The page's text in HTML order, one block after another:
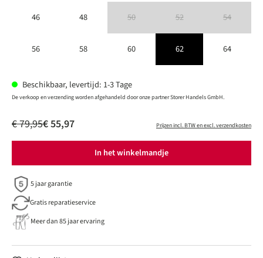
46 48 50 52 54
56 58 60 62 64
Beschikbaar, levertijd: 1-3 Tage
De verkoop en verzending worden afgehandeld door onze partner Storer Handels GmbH.
€ 55,97
€ 79,95 Prijzen incl. BTW en excl. verzendkosten
In het winkelmandje
5 jaar garantie
Gratis reparatieservice
Meer dan 85 jaar ervaring